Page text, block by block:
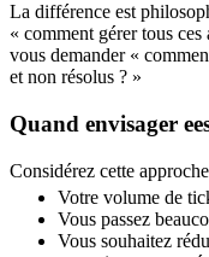
La différence est
« comment gérer tous
vous demander «
et non résolus ? »
Quand envisager
Considérez cette
Votre volume de
Vous passez
Vous souhaitez